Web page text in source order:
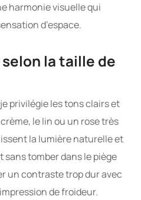
harmonie visuelle qui
d’espace.
la taille de
privilégie les tons clairs et
le lin ou un rose très
la lumière naturelle et
tomber dans le piège
un contraste trop dur avec
de froideur.